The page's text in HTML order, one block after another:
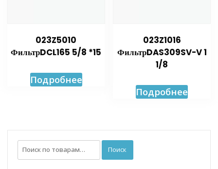
023Z5010
ФильтрDCL165 5/8 *15
Подробнее
023Z1016
ФильтрDAS309SV-V 1
1/8
Подробнее
Искать: Поиск